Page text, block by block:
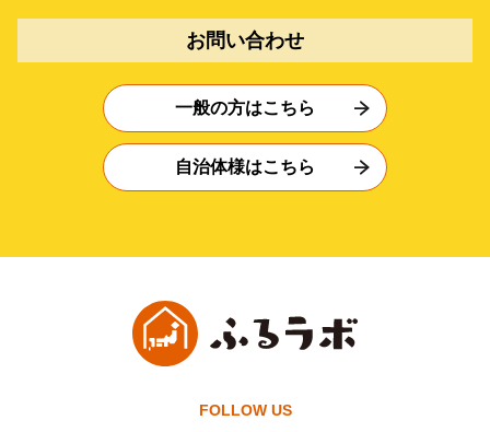
お問い合わせ
一般の方はこちら
自治体様はこちら
FOLLOW US